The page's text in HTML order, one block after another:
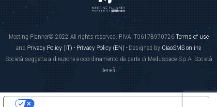
Meeting Planner© 2022 All rights reserved. P.IVA IT06178970726 Terms of use
and Privacy Policy (IT) - Privacy Policy (EN) - Designed by CiaoSMS online
Società soggetta a direzione e coordinamento da parte di Meduspace S.p.A. Società
Benefit
LE TUE PREFERENZE RELATIVE ALLA PRIVACY